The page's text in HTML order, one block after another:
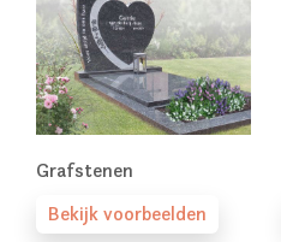
Grafstenen
Bekijk voorbeelden